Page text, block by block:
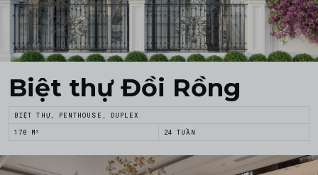
Biệt thự Đồi Rồng
BIỆT THỰ, PENTHOUSE, DUPLEX
170 M² 24 TUẦN